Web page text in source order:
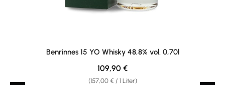
Benrinnes 15 YO Whisky 48,8% vol. 0,70l
(157,00 € / 1 Liter)
Regulärer Preis:
109,90 €